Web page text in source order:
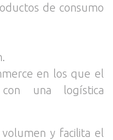
de consumo
en los que el
una logística
y facilita el